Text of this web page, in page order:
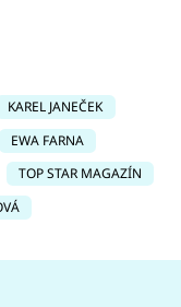
KAREL JANEČEK
EWA FARNA
TOP STAR MAGAZÍN